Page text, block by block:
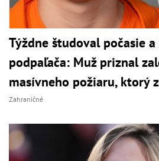
Týždne študoval počasie
podpaľača: Muž priznal
masívneho požiaru, ktorý
Zahraničné